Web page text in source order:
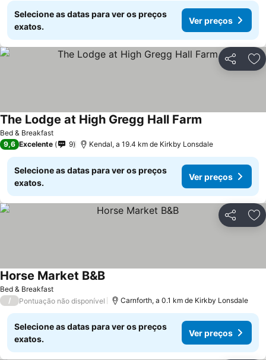
Selecione as datas para ver os preços
exatos.
Ver preços
Partilhar
Bed & Breakfast
The Lodge at High Gregg Hall Farm
9,6 Excelente 9 Kendal, a 19.4 km de Kirkby Lonsdale
Selecione as datas para ver os preços
exatos.
Ver preços
Partilhar
Bed & Breakfast
Horse Market B&B
/ Pontuação não disponível Carnforth, a 0.1 km de Kirkby Lonsdale
Selecione as datas para ver os preços
exatos.
Ver preços